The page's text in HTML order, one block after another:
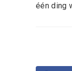
één ding